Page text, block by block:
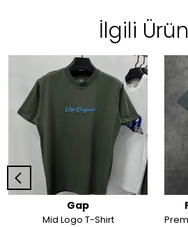
İlgili
Gap
Mid Logo T-Shirt